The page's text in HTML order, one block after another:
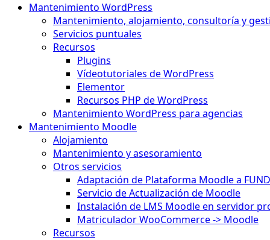
Mantenimiento WordPress
Mantenimiento, alojamiento, consultoría y
Servicios puntuales
Recursos
Plugins
Vídeotutoriales de WordPress
Elementor
Recursos PHP de WordPress
Mantenimiento WordPress para agencias
Mantenimiento Moodle
Alojamiento
Mantenimiento y asesoramiento
Otros servicios
Adaptación de Plataforma Moodle a
Servicio de Actualización de Moodle
Instalación de LMS Moodle en servidor
Matriculador WooCommerce -> Moodle
Recursos